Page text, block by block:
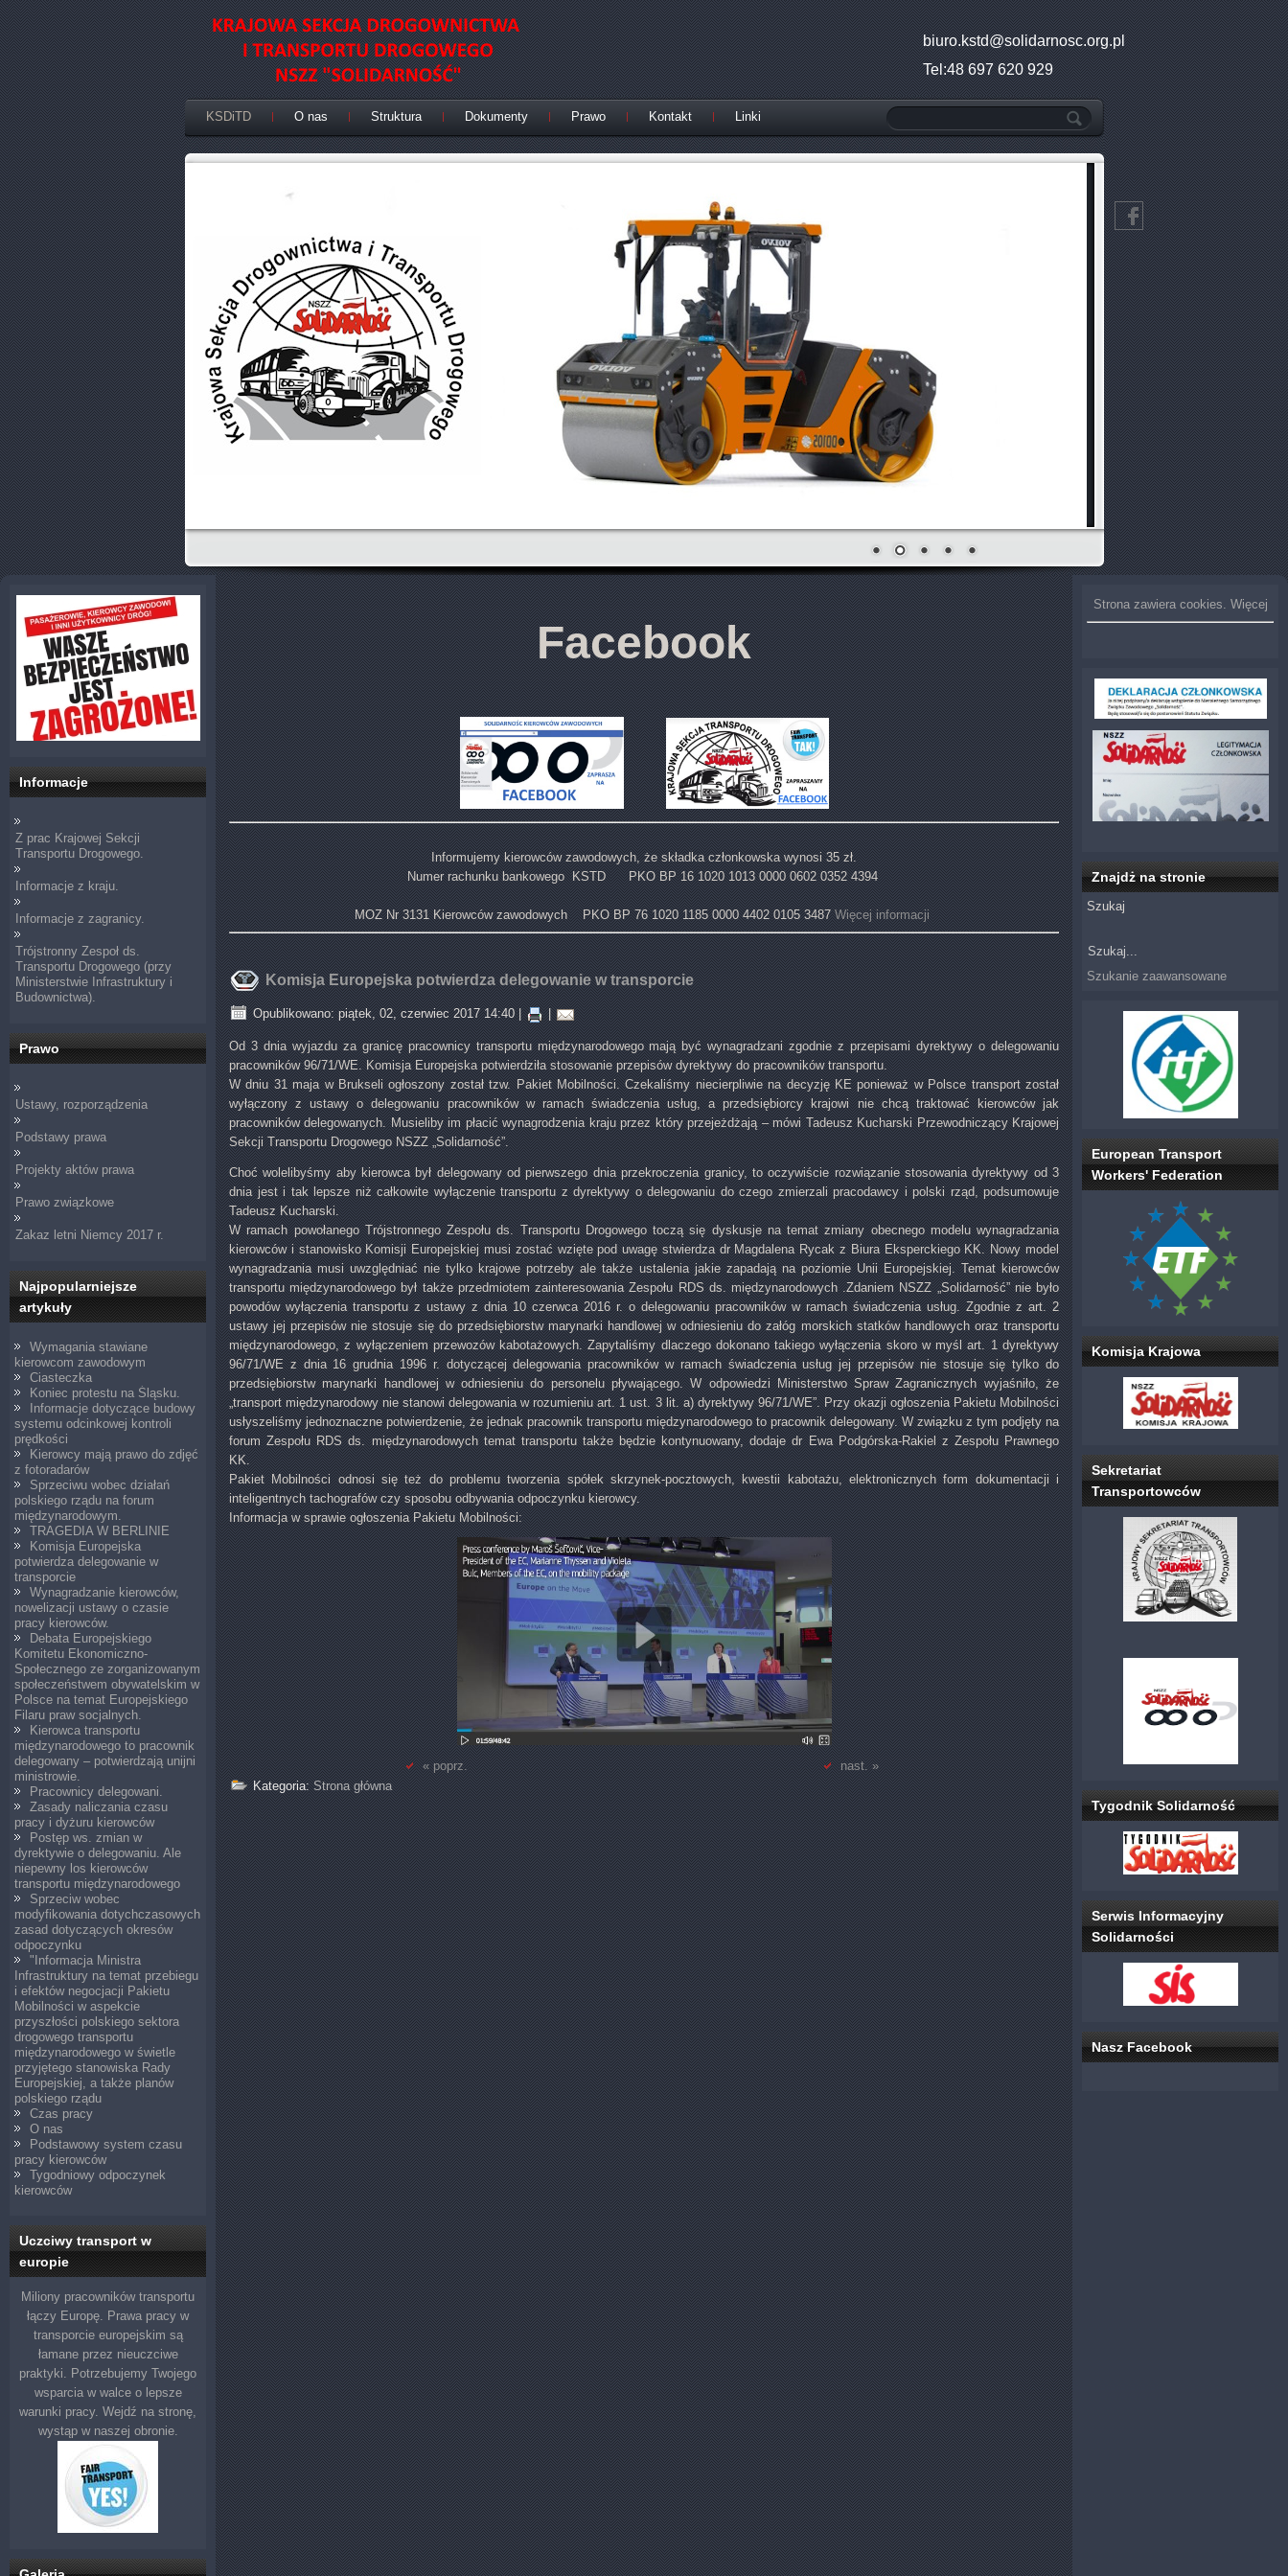
KSDiTD O nas Struktura Dokumenty Prawo Kontakt Linki
Tel:48 697 620 929
biuro.kstd@solidarnosc.org.pl
Informacje
Z prac Krajowej Sekcji
Transportu Drogowego.
Informacje z kraju.
Informacje z zagranicy.
Trójstronny Zespoł ds.
Transportu Drogowego (przy
Ministerstwie Infrastruktury i
Budownictwa).
Prawo
Ustawy, rozporządzenia
Podstawy prawa
Projekty aktów prawa
Prawo związkowe
Zakaz letni Niemcy 2017 r.
Najpopularniejsze
artykuły
Wymagania stawiane
kierowcom zawodowym
Ciasteczka
Koniec protestu na Śląsku.
Informacje dotyczące budowy
systemu odcinkowej kontroli
prędkości
Kierowcy mają prawo do zdjęć
z fotoradarów
Sprzeciwu wobec działań
polskiego rządu na forum
międzynarodowym.
TRAGEDIA W BERLINIE
Komisja Europejska
potwierdza delegowanie w
transporcie
Wynagradzanie kierowców,
nowelizacji ustawy o czasie
pracy kierowców.
Debata Europejskiego
Komitetu Ekonomiczno-
Społecznego ze zorganizowanym
społeczeństwem obywatelskim w
Polsce na temat Europejskiego
Filaru praw socjalnych.
Kierowca transportu
międzynarodowego to pracownik
delegowany – potwierdzają unijni
ministrowie.
Pracownicy delegowani.
Zasady naliczania czasu
pracy i dyżuru kierowców
Postęp ws. zmian w
dyrektywie o delegowaniu. Ale
niepewny los kierowców
transportu międzynarodowego
Sprzeciw wobec
modyfikowania dotychczasowych
zasad dotyczących okresów
odpoczynku
"Informacja Ministra
Infrastruktury na temat przebiegu
i efektów negocjacji Pakietu
Mobilności w aspekcie
przyszłości polskiego sektora
drogowego transportu
międzynarodowego w świetle
przyjętego stanowiska Rady
Europejskiej, a także planów
polskiego rządu
Czas pracy
O nas
Podstawowy system czasu
pracy kierowców
Tygodniowy odpoczynek
kierowców
Uczciwy transport w
europie
Miliony pracowników transportu
łączy Europę. Prawa pracy w
transporcie europejskim są
łamane przez nieuczciwe
praktyki. Potrzebujemy Twojego
wsparcia w walce o lepsze
warunki pracy. Wejdź na stronę,
wystąp w naszej obronie.
Facebook
Informujemy kierowców zawodowych, że składka członkowska wynosi 35 zł.
Numer rachunku bankowego KSTD PKO BP 16 1020 1013 0000 0602 0352 4394
MOZ Nr 3131 Kierowców zawodowych PKO BP 76 1020 1185 0000 4402 0105 3487Więcej informacji
Komisja Europejska potwierdza delegowanie w transporcie
Opublikowano: piątek, 02, czerwiec 2017 14:40| |
Od 3 dnia wyjazdu za granicę pracownicy transportu międzynarodowego mają być wynagradzani zgodnie z przepisami dyrektywy o delegowaniu
pracowników 96/71/WE. Komisja Europejska potwierdziła stosowanie przepisów dyrektywy do pracowników transportu.
W dniu 31 maja w Brukseli ogłoszony został tzw. Pakiet Mobilności. Czekaliśmy niecierpliwie na decyzję KE ponieważ w Polsce transport został
wyłączony z ustawy o delegowaniu pracowników w ramach świadczenia usług, a przedsiębiorcy krajowi nie chcą traktować kierowców jak
pracowników delegowanych. Musieliby im płacić wynagrodzenia kraju przez który przejeżdżają – mówi Tadeusz Kucharski Przewodniczący Krajowej
Sekcji Transportu Drogowego NSZZ „Solidarność”.
Choć wolelibyśmy aby kierowca był delegowany od pierwszego dnia przekroczenia granicy, to oczywiście rozwiązanie stosowania dyrektywy od 3
dnia jest i tak lepsze niż całkowite wyłączenie transportu z dyrektywy o delegowaniu do czego zmierzali pracodawcy i polski rząd, podsumowuje
Tadeusz Kucharski.
W ramach powołanego Trójstronnego Zespołu ds. Transportu Drogowego toczą się dyskusje na temat zmiany obecnego modelu wynagradzania
kierowców i stanowisko Komisji Europejskiej musi zostać wzięte pod uwagę stwierdza dr Magdalena Rycak z Biura Eksperckiego KK. Nowy model
wynagradzania musi uwzględniać nie tylko krajowe potrzeby ale także ustalenia jakie zapadają na poziomie Unii Europejskiej. Temat kierowców
transportu międzynarodowego był także przedmiotem zainteresowania Zespołu RDS ds. międzynarodowych .Zdaniem NSZZ „Solidarność” nie było
powodów wyłączenia transportu z ustawy z dnia 10 czerwca 2016 r. o delegowaniu pracowników w ramach świadczenia usług. Zgodnie z art. 2
ustawy jej przepisów nie stosuje się do przedsiębiorstw marynarki handlowej w odniesieniu do załóg morskich statków handlowych oraz transportu
międzynarodowego, z wyłączeniem przewozów kabotażowych. Zapytaliśmy dlaczego dokonano takiego wyłączenia skoro w myśl art. 1 dyrektywy
96/71/WE z dnia 16 grudnia 1996 r. dotyczącej delegowania pracowników w ramach świadczenia usług jej przepisów nie stosuje się tylko do
przedsiębiorstw marynarki handlowej w odniesieniu do personelu pływającego. W odpowiedzi Ministerstwo Spraw Zagranicznych wyjaśniło, że
„transport międzynarodowy nie stanowi delegowania w rozumieniu art. 1 ust. 3 lit. a) dyrektywy 96/71/WE”. Przy okazji ogłoszenia Pakietu Mobilności
usłyszeliśmy jednoznaczne potwierdzenie, że jednak pracownik transportu międzynarodowego to pracownik delegowany. W związku z tym podjęty na
forum Zespołu RDS ds. międzynarodowych temat transportu także będzie kontynuowany, dodaje dr Ewa Podgórska-Rakiel z Zespołu Prawnego
KK.
Pakiet Mobilności odnosi się też do problemu tworzenia spółek skrzynek-pocztowych, kwestii kabotażu, elektronicznych form dokumentacji i
inteligentnych tachografów czy sposobu odbywania odpoczynku kierowcy.
Informacja w sprawie ogłoszenia Pakietu Mobilności:
« poprz.
nast. »
Kategoria:Strona główna
Strona zawiera cookies. Więcej
Znajdż na stronie
Szukaj
Szukanie zaawansowane
European Transport
Workers' Federation
Komisja Krajowa
Sekretariat
Transportowców
Tygodnik Solidarność
Serwis Informacyjny
Solidarności
Nasz Facebook